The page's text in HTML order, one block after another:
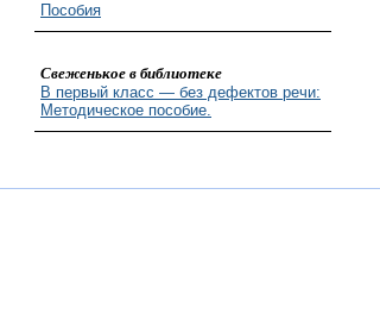
Пособия
Свеженькое в библиотеке
В первый класс — без дефектов речи:
Методическое пособие.